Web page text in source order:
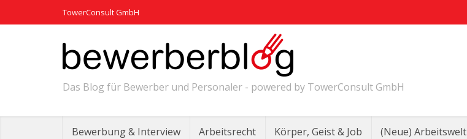
TowerConsult GmbH
Das Blog für Bewerber und Personaler - powered by TowerConsult GmbH
Bewerbung & Interview Arbeitsrecht Körper, Geist & Job (Neue) Arbeitswelt